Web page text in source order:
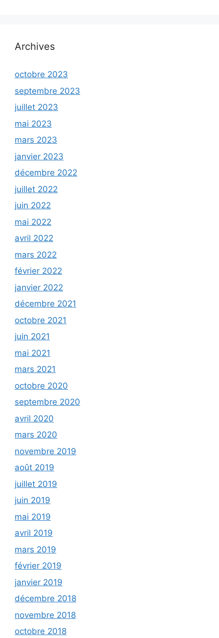
Archives
octobre 2023
septembre 2023
juillet 2023
mai 2023
mars 2023
janvier 2023
décembre 2022
juillet 2022
juin 2022
mai 2022
avril 2022
mars 2022
février 2022
janvier 2022
décembre 2021
octobre 2021
juin 2021
mai 2021
mars 2021
octobre 2020
septembre 2020
avril 2020
mars 2020
novembre 2019
août 2019
juillet 2019
juin 2019
mai 2019
avril 2019
mars 2019
février 2019
janvier 2019
décembre 2018
novembre 2018
octobre 2018